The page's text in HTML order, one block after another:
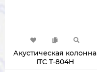
Акустическая колонна
ITC T-804H